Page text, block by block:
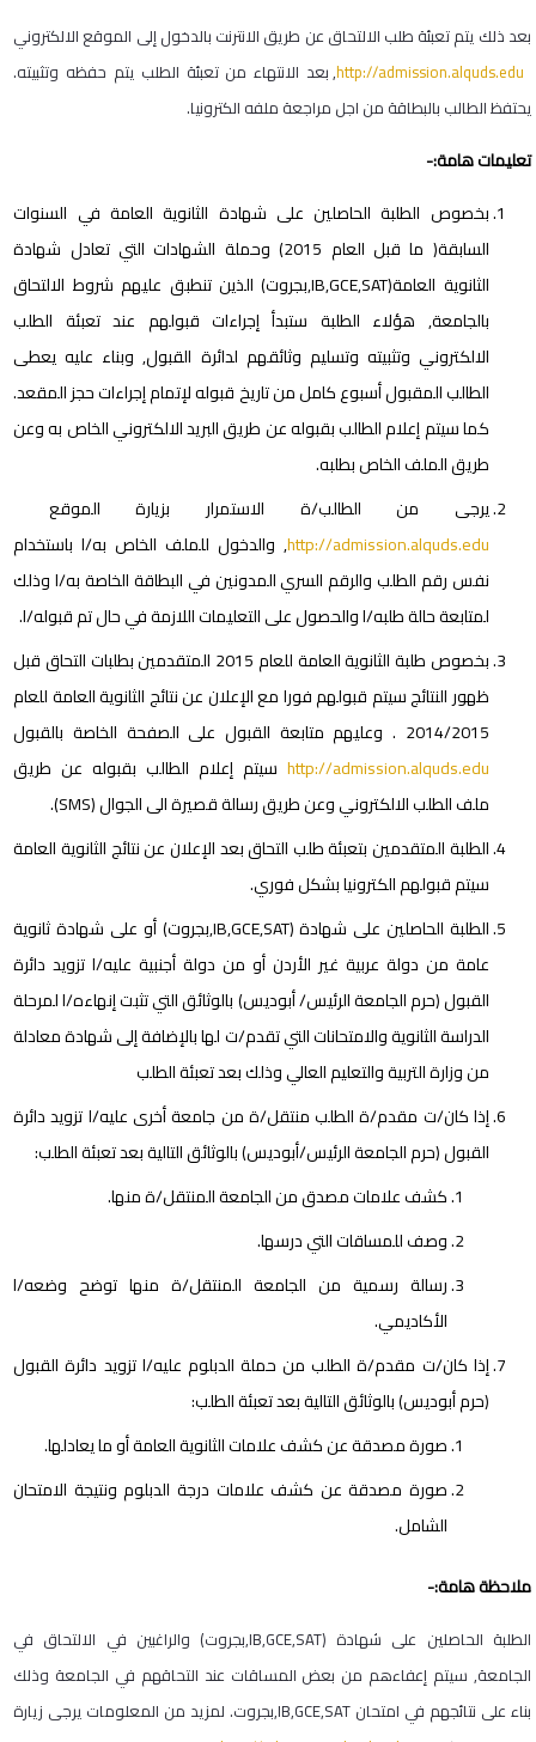
بعد ذلك يتم تعبئة طلب الالتحاق عن طريق الانترنت بالدخول إلى الموقع الالكتروني
http://admission.alquds.edu, بعد الانتهاء من تعبئة الطلب يتم حفظه وتثبيته.
يحتفظ الطالب بالبطاقة من اجل مراجعة ملفه الكترونيا.
تعليمات هامة:-
بخصوص الطلبة الحاصلين على شهادة الثانوية العامة في السنوات
السابقة( ما قبل العام 2015) وحملة الشهادات التي تعادل شهادة
الثانوية العامة(IB,GCE,SAT,بجروت) الذين تنطبق عليهم شروط الالتحاق
بالجامعة, هؤلاء الطلبة ستبدأ إجراءات قبولهم عند تعبئة الطلب
الالكتروني وتثبيته وتسليم وثائقهم لدائرة القبول, وبناء عليه يعطى
الطالب المقبول أسبوع كامل من تاريخ قبوله لإتمام إجراءات حجز المقعد.
كما سيتم إعلام الطالب بقبوله عن طريق البريد الالكتروني الخاص به وعن
طريق الملف الخاص بطلبه.
يرجى من الطالب/ة الاستمرار بزيارة الموقع
http://admission.alquds.edu, والدخول للملف الخاص به/ا باستخدام
نفس رقم الطلب والرقم السري المدونين في البطاقة الخاصة به/ا وذلك
لمتابعة حالة طلبه/ا والحصول على التعليمات اللازمة في حال تم قبوله/ا.
بخصوص طلبة الثانوية العامة للعام 2015 المتقدمين بطلبات التحاق قبل
ظهور النتائج سيتم قبولهم فورا مع الإعلان عن نتائج الثانوية العامة للعام
2014/2015 . وعليهم متابعة القبول على الصفحة الخاصة بالقبول
http://admission.alquds.edu سيتم إعلام الطالب بقبوله عن طريق
ملف الطلب الالكتروني وعن طريق رسالة قصيرة الى الجوال (SMS).
الطلبة المتقدمين بتعبئة طلب التحاق بعد الإعلان عن نتائج الثانوية العامة
سيتم قبولهم الكترونيا بشكل فوري.
الطلبة الحاصلين على شهادة (IB,GCE,SAT,بجروت) أو على شهادة ثانوية
عامة من دولة عربية غير الأردن أو من دولة أجنبية عليه/ا تزويد دائرة
القبول (حرم الجامعة الرئيس/ أبوديس) بالوثائق التي تثبت إنهاءه/ا لمرحلة
الدراسة الثانوية والامتحانات التي تقدم/ت لها بالإضافة إلى شهادة معادلة
من وزارة التربية والتعليم العالي وذلك بعد تعبئة الطلب
إذا كان/ت مقدم/ة الطلب منتقل/ة من جامعة أخرى عليه/ا تزويد دائرة
القبول (حرم الجامعة الرئيس/أبوديس) بالوثائق التالية بعد تعبئة الطلب:
كشف علامات مصدق من الجامعة المنتقل/ة منها.
وصف للمساقات التي درسها.
رسالة رسمية من الجامعة المنتقل/ة منها توضح وضعه/ا
الأكاديمي.
إذا كان/ت مقدم/ة الطلب من حملة الدبلوم عليه/ا تزويد دائرة القبول
(حرم أبوديس) بالوثائق التالية بعد تعبئة الطلب:
صورة مصدقة عن كشف علامات الثانوية العامة أو ما يعادلها.
صورة مصدقة عن كشف علامات درجة الدبلوم ونتيجة الامتحان
الشامل.
ملاحظة هامة:-
الطلبة الحاصلين على شهادة (IB,GCE,SAT,بجروت) والراغبين في الالتحاق في
الجامعة, سيتم إعفاءهم من بعض المساقات عند التحاقهم في الجامعة وذلك
بناء على نتائجهم في امتحان IB,GCE,SAT,بجروت. لمزيد من المعلومات يرجى زيارة